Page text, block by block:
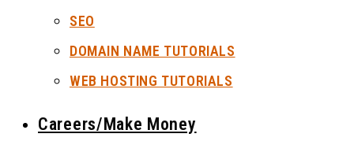
SEO
DOMAIN NAME TUTORIALS
WEB HOSTING TUTORIALS
Careers/Make Money